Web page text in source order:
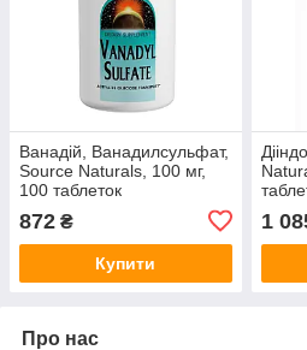
Ванадій, Ванадилсульфат,
Source Naturals, 100 мг,
100 таблеток
872 ₴
Купити
1
Про нас